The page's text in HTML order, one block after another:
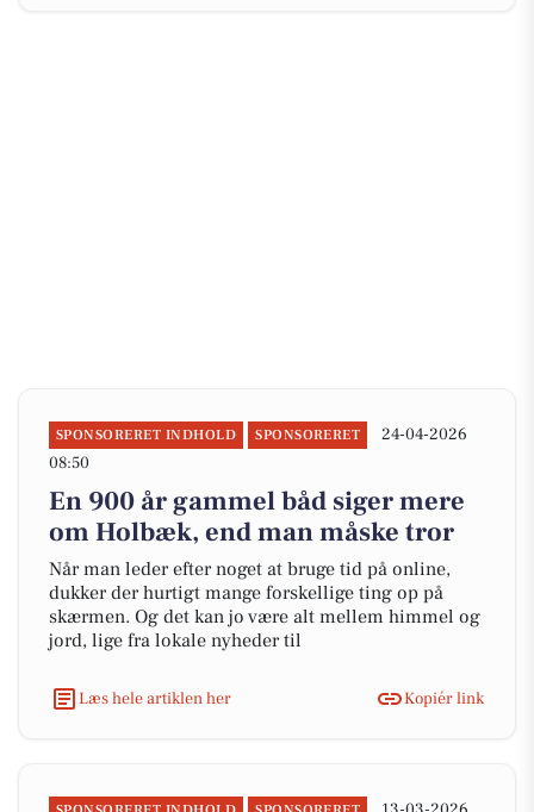
SPONSORERET INDHOLD SPONSORERET
24-04-2026
08:50
En 900 år gammel båd siger mere
om Holbæk, end man måske tror
Når man leder efter noget at bruge tid på online,
dukker der hurtigt mange forskellige ting op på
skærmen. Og det kan jo være alt mellem himmel og
jord, lige fra lokale nyheder til
Læs hele artiklen her Kopiér link